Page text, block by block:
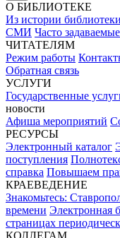
О БИБЛИОТЕКЕ
Из истории библиотеки
СМИ Часто
ЧИТАТЕЛЯМ
Режим работы
Обратная связь
УСЛУГИ
Государственные
новости
Афиша мероприятий
РЕСУРСЫ
Электронный каталог
поступления
справка Повышаем
КРАЕВЕДЕНИЕ
Знакомьтесь:
времени Электронная
страницах
КОЛЛЕГАМ